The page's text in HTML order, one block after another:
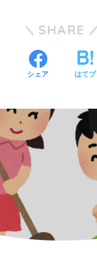
SHARE
シェア はてブ